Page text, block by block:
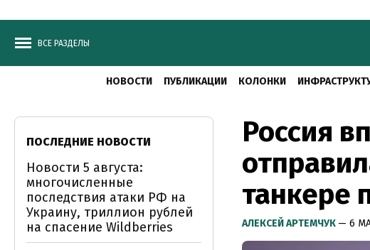
ВСЕ РАЗДЕЛЫ
НОВОСТИ ПУБЛИКАЦИИ КОЛОНКИ
Россия
танкере
АЛЕКСЕЙ АРТЕМЧУК — 6
ПОСЛЕДНИЕ НОВОСТИ
Новости 5 августа:
многочисленные
последствия атаки РФ на
Украину, триллион рублей
на спасение Wildberries